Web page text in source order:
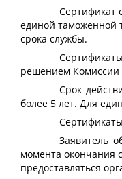
Сертификат
единой таможенной
срока службы.
решением Комиссии
Срок
более 5 лет. Для
Заявитель
момента окончания
предоставляться